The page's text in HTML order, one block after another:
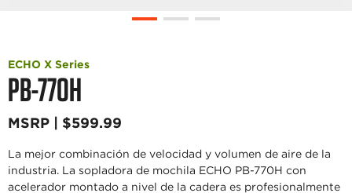
PB-770H
ECHO X Series
MSRP | $599.99
La mejor combinación de velocidad y volumen de aire de la
industria. La sopladora de mochila ECHO PB-770H con
acelerador montado a nivel de la cadera es profesionalmente